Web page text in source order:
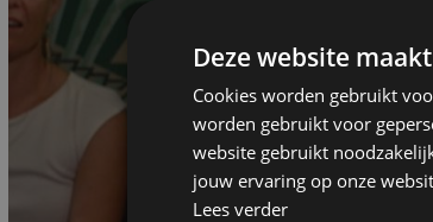
Deze website
Cookies worden gebruikt
worden gebruikt voor
website gebruikt
jouw ervaring op onze
Lees verder